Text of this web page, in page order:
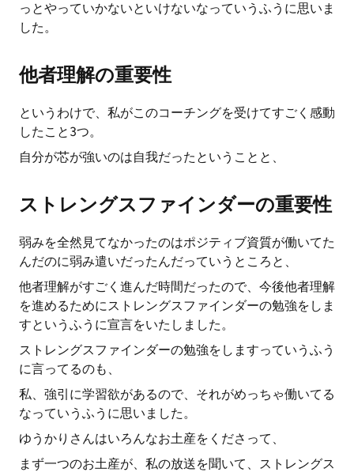
っとやっていかないといけないなっていうふうに思いま
した。
他者理解の重要性
というわけで、私がこのコーチングを受けてすごく感動
したこと3つ。
自分が芯が強いのは自我だったということと、
ストレングスファインダーの重要性
弱みを全然見てなかったのはポジティブ資質が働いてた
んだのに弱み遣いだったんだっていうところと、
他者理解がすごく進んだ時間だったので、今後他者理解
を進めるためにストレングスファインダーの勉強をしま
すというふうに宣言をいたしました。
ストレングスファインダーの勉強をしますっていうふう
に言ってるのも、
私、強引に学習欲があるので、それがめっちゃ働いてる
なっていうふうに思いました。
ゆうかりさんはいろんなお土産をくださって、
まず一つのお土産が、私の放送を聞いて、ストレングス